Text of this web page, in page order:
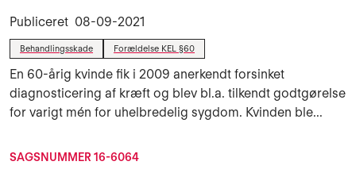
Publiceret 08-09-2021
Behandlingsskade Forældelse KEL §60
En 60-årig kvinde fik i 2009 anerkendt forsinket
diagnosticering af kræft og blev bl.a. tilkendt godtgørelse
for varigt mén for uhelbredelig sygdom. Kvinden ble...
SAGSNUMMER 16-6064